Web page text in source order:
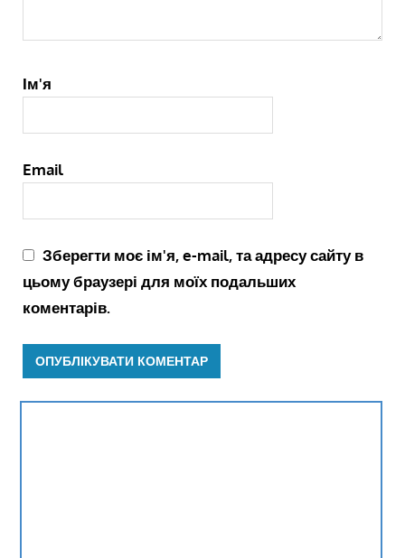
Ім'я
Email
Зберегти моє ім'я, e-mail, та адресу сайту в
цьому браузері для моїх подальших
коментарів.